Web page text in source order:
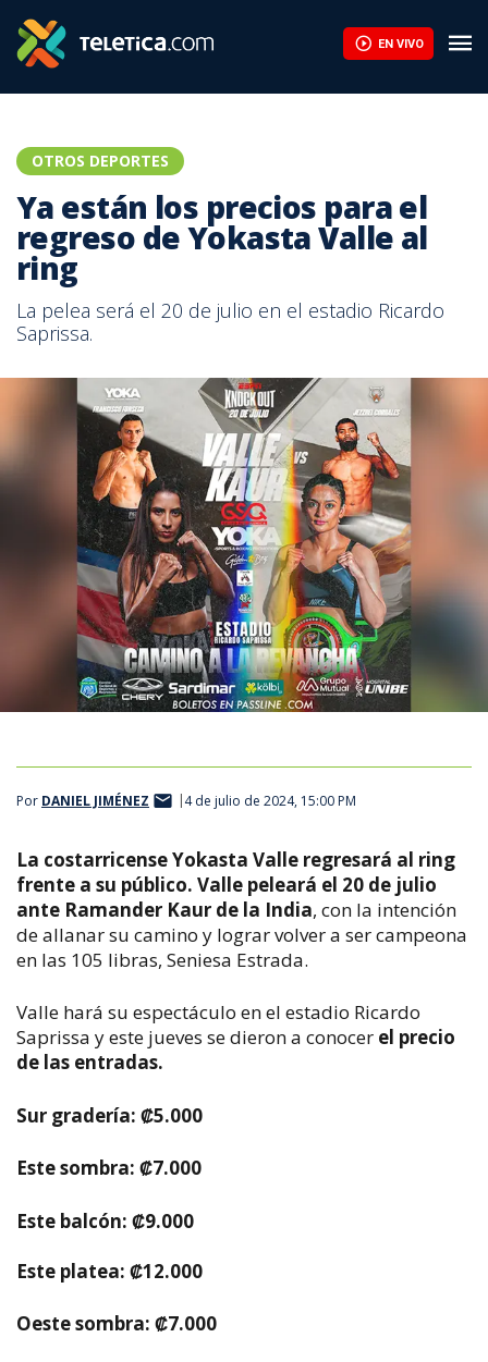
EN VIVO
OTROS DEPORTES
Ya están los precios para el
regreso de Yokasta Valle al
ring
La pelea será el 20 de julio en el estadio Ricardo
Saprissa.
Por DANIEL JIMÉNEZ 4 de julio de 2024, 15:00 PM
La costarricense Yokasta Valle regresará al ring
frente a su público. Valle peleará el 20 de julio
ante Ramander Kaur de la India, con la intención
de allanar su camino y lograr volver a ser campeona
en las 105 libras, Seniesa Estrada.
Valle hará su espectáculo en el estadio Ricardo
Saprissa y este jueves se dieron a conocer el precio
de las entradas.
Sur gradería: ₡5.000
Este sombra: ₡7.000
Este balcón: ₡9.000
Este platea: ₡12.000
Oeste sombra: ₡7.000